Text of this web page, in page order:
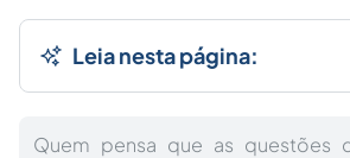
Leia nesta página:
Quem pensa que as questões